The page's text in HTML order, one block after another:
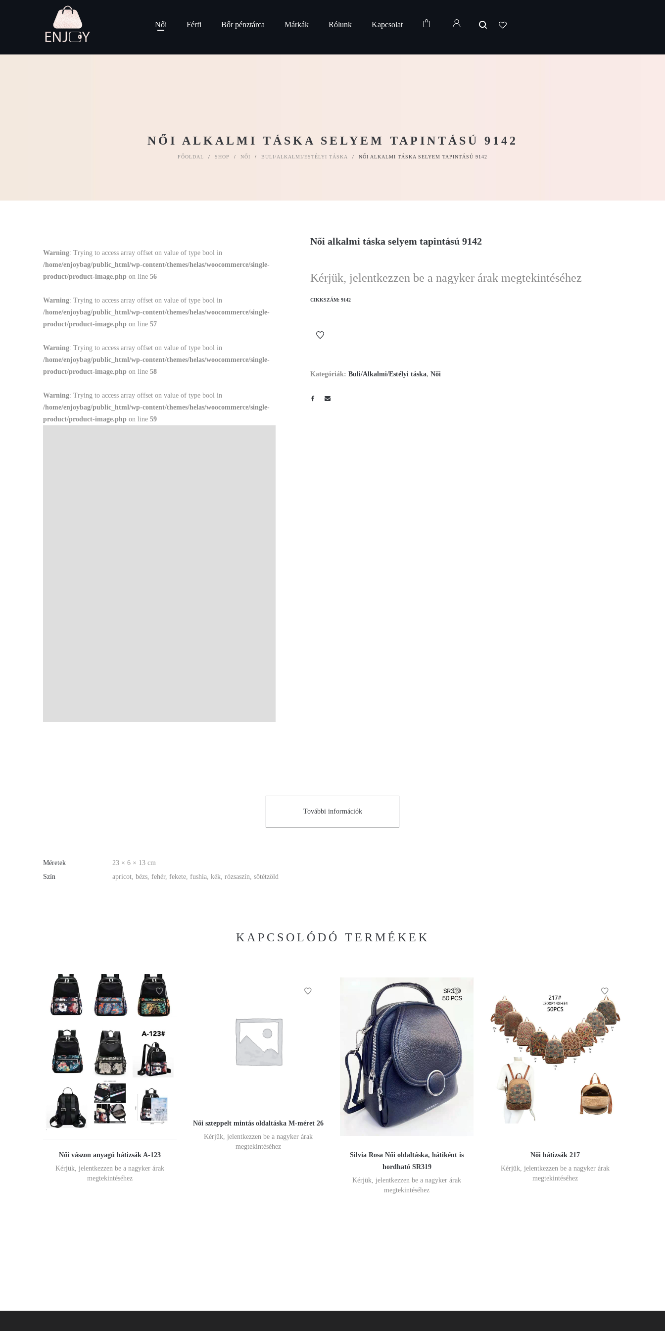
Női Férfi Bőr pénztárca Márkák Rólunk Kapcsolat
NŐI ALKALMI TÁSKA SELYEM TAPINTÁSÚ 9142
FŐOLDAL / SHOP / NŐI / BULI/ALKALMI/ESTÉLYI TÁSKA / NŐI ALKALMI TÁSKA SELYEM TAPINTÁSÚ 9142
Warning: Trying to access array offset on value of type bool in
/home/enjoybag/public_html/wp-content/themes/helas/woocommerce/single-
product/product-image.php on line 56
Warning: Trying to access array offset on value of type bool in
/home/enjoybag/public_html/wp-content/themes/helas/woocommerce/single-
product/product-image.php on line 57
Warning: Trying to access array offset on value of type bool in
/home/enjoybag/public_html/wp-content/themes/helas/woocommerce/single-
product/product-image.php on line 58
Warning: Trying to access array offset on value of type bool in
/home/enjoybag/public_html/wp-content/themes/helas/woocommerce/single-
product/product-image.php on line 59
Női alkalmi táska selyem tapintású 9142
Kérjük, jelentkezzen be a nagyker árak megtekintéséhez
CIKKSZÁM: 9142
Kategóriák: Buli/Alkalmi/Estélyi táska, Női
További információk
Méretek
23 × 6 × 13 cm
Szín
apricot, bézs, fehér, fekete, fushia, kék, rózsaszín, sötétzöld
KAPCSOLÓDÓ TERMÉKEK
Női vászon anyagú hátizsák A-123
Kérjük, jelentkezzen be a nagyker árak
megtekintéséhez
Női szteppelt mintás oldaltáska M-méret 26
Kérjük, jelentkezzen be a nagyker árak
megtekintéséhez
Silvia Rosa Női oldaltáska, hátiként is
hordható SR319
Kérjük, jelentkezzen be a nagyker árak
megtekintéséhez
Női hátizsák 217
Kérjük, jelentkezzen be a nagyker árak
megtekintéséhez